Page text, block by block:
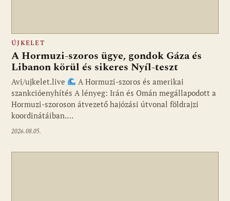
ÚJKELET
A Hormuzi-szoros ügye, gondok Gáza és
Libanon körül és sikeres Nyíl-teszt
Avi/ujkelet.live
A Hormuzi-szoros és amerikai
szankcióenyhítés A lényeg: Irán és Omán megállapodott a
Hormuzi-szoroson átvezető hajózási útvonal földrajzi
koordinátáiban.…
2026.08.05.